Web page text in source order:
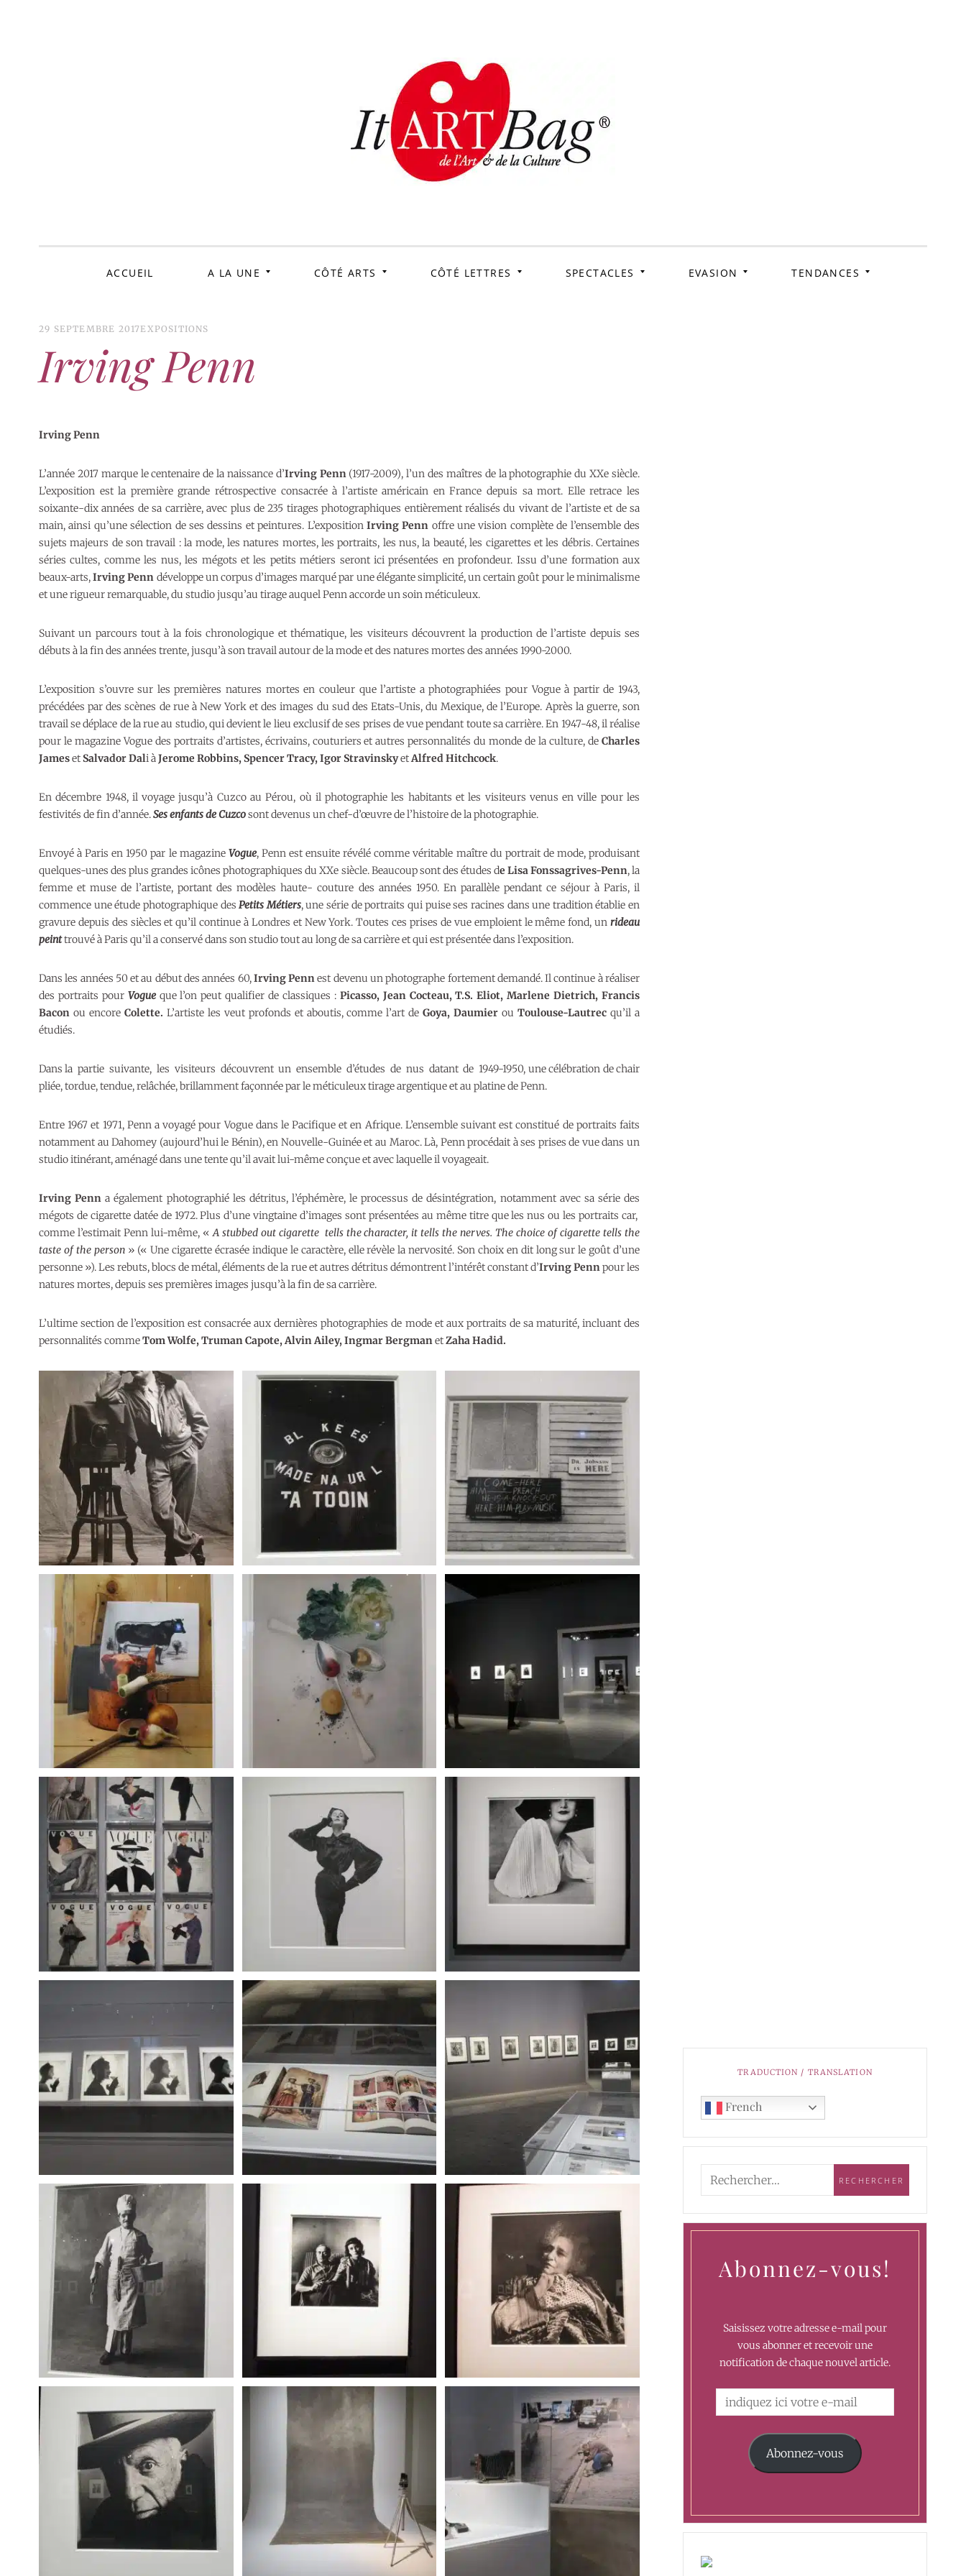
ItArtBag
ACCUEIL A LA UNE CÔTÉ ARTS CÔTÉ LETTRES SPECTACLES EVASION TENDANCES
29 SEPTEMBRE 2017EXPOSITIONS
Irving Penn
Irving Penn
L’année 2017 marque le centenaire de la naissance d’Irving Penn(1917-2009), l’un des maîtres de la photographie du XXe siècle.
L’exposition est la première grande rétrospective consacrée à l’artiste américain en France depuis sa mort. Elle retrace les
soixante-dix années de sa carrière, avec plus de 235 tirages photographiques entièrement réalisés du vivant de l’artiste et de sa
main, ainsi qu’une sélection de ses dessins et peintures. L’exposition Irving Penn offre une vision complète de l’ensemble des
sujets majeurs de son travail : la mode, les natures mortes, les portraits, les nus, la beauté, les cigarettes et les débris. Certaines
séries cultes, comme les nus, les mégots et les petits métiers seront ici présentées en profondeur. Issu d’une formation aux
beaux-arts,Irving Penn développe un corpus d’images marqué par une élégante simplicité, un certain goût pour le minimalisme
et une rigueur remarquable, du studio jusqu’au tirage auquel Penn accorde un soin méticuleux.
Suivant un parcours tout à la fois chronologique et thématique, les visiteurs découvrent la production de l’artiste depuis ses
débuts à la fin des années trente, jusqu’à son travail autour de la mode et des natures mortes des années 1990-2000.
L’exposition s’ouvre sur les premières natures mortes en couleur que l’artiste a photographiées pour Vogue à partir de 1943,
précédées par des scènes de rue à New York et des images du sud des Etats-Unis, du Mexique, de l’Europe. Après la guerre, son
travail se déplace de la rue au studio, qui devient le lieu exclusif de ses prises de vue pendant toute sa carrière. En 1947-48, il réalise
pour le magazine Vogue des portraits d’artistes, écrivains, couturiers et autres personnalités du monde de la culture, de Charles
JamesetSalvador Dali àJerome Robbins, Spencer Tracy, Igor StravinskyetAlfred Hitchcock.
En décembre 1948, il voyage jusqu’à Cuzco au Pérou, où il photographie les habitants et les visiteurs venus en ville pour les
festivités de fin d’année.Ses enfants de Cuzcosont devenus un chef-d’œuvre de l’histoire de la photographie.
Envoyé à Paris en 1950 par le magazine Vogue, Penn est ensuite révélé comme véritable maître du portrait de mode, produisant
quelques-unes des plus grandes icônes photographiques du XXe siècle. Beaucoup sont des études de Lisa Fonssagrives-Penn, la
femme et muse de l’artiste, portant des modèles haute- couture des années 1950. En parallèle pendant ce séjour à Paris, il
commence une étude photographique des Petits Métiers, une série de portraits qui puise ses racines dans une tradition établie en
gravure depuis des siècles et qu’il continue à Londres et New York. Toutes ces prises de vue emploient le même fond, unrideau
peinttrouvé à Paris qu’il a conservé dans son studio tout au long de sa carrière et qui est présentée dans l’exposition.
Dans les années 50 et au début des années 60,Irving Pennest devenu un photographe fortement demandé. Il continue à réaliser
des portraits pour Vogue que l’on peut qualifier de classiques : Picasso, Jean Cocteau, T.S. Eliot, Marlene Dietrich, Francis
Baconou encore Colette. L’artiste les veut profonds et aboutis, comme l’art deGoya, Daumier ouToulouse-Lautrec qu’il a
étudiés.
Dans la partie suivante, les visiteurs découvrent un ensemble d’études de nus datant de 1949-1950, une célébration de chair
pliée, tordue, tendue, relâchée, brillamment façonnée par le méticuleux tirage argentique et au platine de Penn.
Entre 1967 et 1971, Penn a voyagé pour Vogue dans le Pacifique et en Afrique. L’ensemble suivant est constitué de portraits faits
notamment au Dahomey (aujourd’hui le Bénin), en Nouvelle-Guinée et au Maroc. Là, Penn procédait à ses prises de vue dans un
studio itinérant, aménagé dans une tente qu’il avait lui-même conçue et avec laquelle il voyageait.
Irving Penn a également photographié les détritus, l’éphémère, le processus de désintégration, notamment avec sa série des
mégots de cigarette datée de 1972. Plus d’une vingtaine d’images sont présentées au même titre que les nus ou les portraits car,
comme l’estimait Penn lui-même, «A stubbed out cigarette tells the character, it tells the nerves. The choice of cigarette tells the
taste of the person» (« Une cigarette écrasée indique le caractère, elle révèle la nervosité. Son choix en dit long sur le goût d’une
personne »). Les rebuts, blocs de métal, éléments de la rue et autres détritus démontrent l’intérêt constant d’Irving Pennpour les
natures mortes, depuis ses premières images jusqu’à la fin de sa carrière.
L’ultime section de l’exposition est consacrée aux dernières photographies de mode et aux portraits de sa maturité, incluant des
personnalités commeTom Wolfe, Truman Capote, Alvin Ailey, Ingmar BergmanetZaha Hadid.
TRADUCTION / TRANSLATION
French
Abonnez-vous!
Saisissez votre adresse e-mail pour
vous abonner et recevoir une
notification de chaque nouvel article.
Abonnez-vous